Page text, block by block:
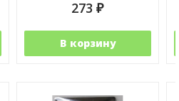
273 ₽
В корзину